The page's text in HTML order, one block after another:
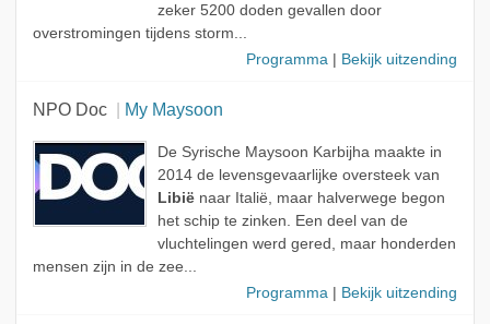
zeker 5200 doden gevallen door
overstromingen tijdens storm...
Programma | Bekijk uitzending
NPO Doc My Maysoon
De Syrische Maysoon Karbijha maakte in
2014 de levensgevaarlijke oversteek van
Libiënaar Italië, maar halverwege begon
het schip te zinken. Een deel van de
vluchtelingen werd gered, maar honderden
mensen zijn in de zee...
Programma | Bekijk uitzending